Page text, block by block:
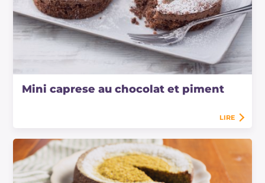
Mini caprese au chocolat et piment
LIRE